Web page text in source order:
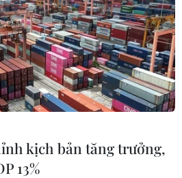
kịch bản tăng trưởng,
13%